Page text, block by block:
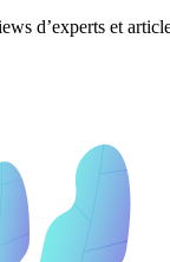
d’experts et